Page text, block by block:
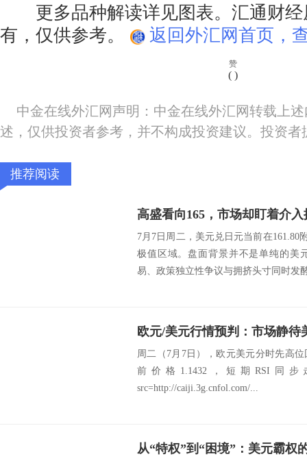
更多品种解读详见图表。汇通财经
有，仅供参考。
返回外汇网首页，
赞
( )
中金在线外汇网声明：中金在线外汇网转载上
述，仅供投资者参考，并不构成投资建议。投资
推荐阅读
7月7日周二，美元兑日元当前在161.80
极值区域。盘面背景并不是单纯的美
易、政策独立性争议与拥挤头寸同时发
周二（7月7日），欧元美元分时先高
前价格1.1432，短期RSI同
src=http://caiji.3g.cnfol.com/...
从“特权”到“困境”：美元霸权